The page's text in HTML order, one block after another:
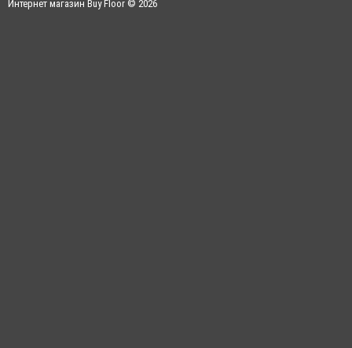
Интернет магазин Buy Floor © 2026